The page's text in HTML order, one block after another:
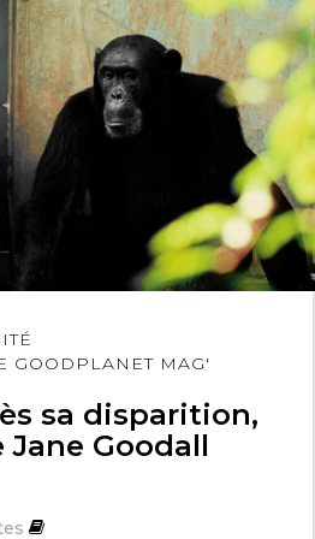
GOODPLANET MAG'
sa disparition,
Jane Goodall